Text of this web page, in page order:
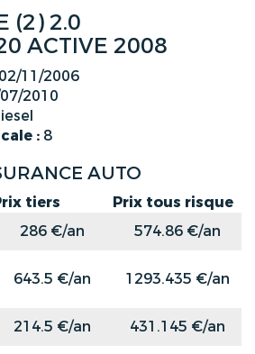
(2) 2.0
ACTIVE 2008
02/11/2006
2010
: 8
AUTO
tiers
Prix tous risque
286 €/an
574.86 €/an
643.5 €/an 1293.435 €/an
214.5 €/an 431.145 €/an